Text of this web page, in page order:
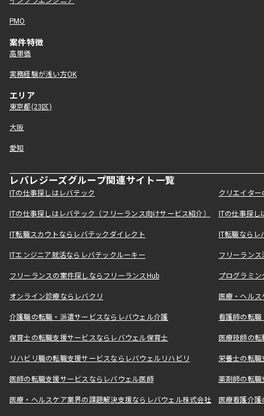
PMO
案件特徴
高単価
実務経験が浅い方OK
エリア
東京都(23区)
大阪
愛知
レバレジーズグループ関連サイト一覧
ITの仕事探しはレバテック クリエイタ
ITの仕事探しはレバテック（フリーランス向けサービス紹介） ITの仕事探
IT転職スカウトならレバテックダイレクト IT転職なら
ITエンジニア就活ならレバテックルーキー フリーラン
フリーランスの案件探しならフリーランスHub プログラミ
オンライン診療ならレバクリ 医療・ヘル
介護職の転職・派遣サービスならレバウェル介護 看護師の転
保育士の転職支援サービスならレバウェル保育士 医療技師の
リハビリ職の転職支援サービスならレバウェルリハビリ 栄養士の転
医師の転職支援サービスならレバウェル医師 薬剤師の転
医療・ヘルスケア業界の課題解決支援ならレバウェル株式会社 医療看護介